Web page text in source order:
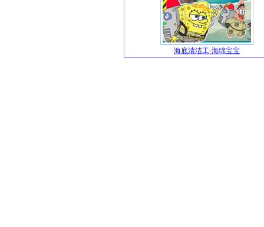
海底清洁工-海绵宝宝